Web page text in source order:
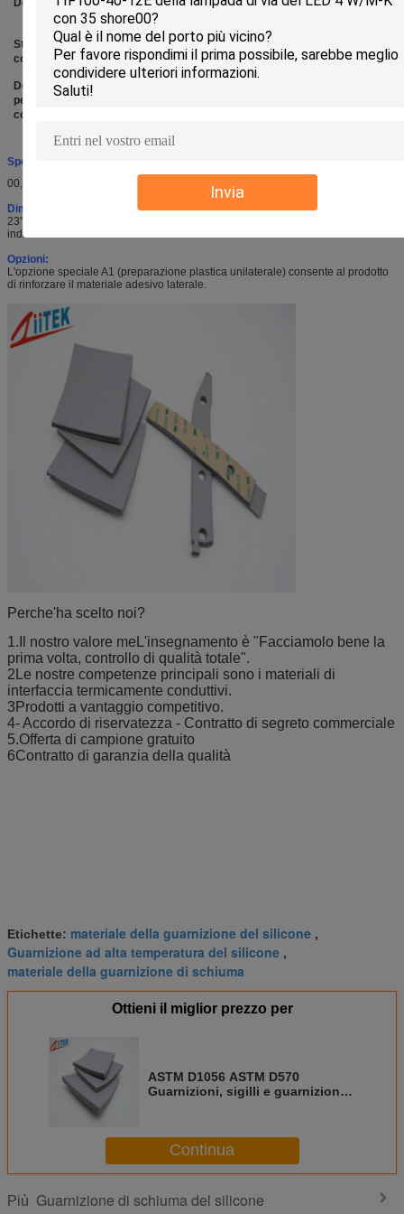
Invia
Densità
00,35 ± 0,03
g/cm3
ASTM D1056 L'allungamento
Stresso di
compressione,25%
65±10kpa ASTM D1056
Deformazione
permanente da
compressione
Spessori standard:
00,03 pollici a 0,200 pollici (0,75 a 5,0 mm)
Dimensioni standard:
23" x 60' ((584mm x 1520mm) Si possono fornire forme di taglio a stampo
individuale.
Opzioni:
L'opzione speciale A1 (preparazione plastica unilaterale) consente al prodotto
di rinforzare il materiale adesivo laterale.
Perche'ha scelto noi?
1.Il nostro valore me L'insegnamento è "Facciamolo bene la
prima volta, controllo di qualità totale".
2Le nostre competenze principali sono i materiali di
interfaccia termicamente conduttivi.
3Prodotti a vantaggio competitivo.
4- Accordo di riservatezza - Contratto di segreto commerciale
5.Offerta di campione gratuito
6Contratto di garanzia della qualità
Etichette: materiale della guarnizione del silicone ,
Guarnizione ad alta temperatura del silicone ,
materiale della guarnizione di schiuma
Ottieni il miglior prezzo per
ASTM D1056 ASTM D570
Guarnizioni, sigilli e guarnizioni
Continua
Più Guarnizione di schiuma del silicone